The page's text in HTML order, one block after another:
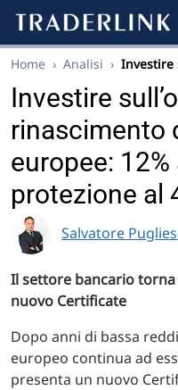
Home › Analisi › Investire
Investire
rinascimento
europee:
protezione al
Salvatore
Il settore bancario torna
nuovo Certificate
Dopo anni di bassa
europeo continua ad
presenta un nuovo